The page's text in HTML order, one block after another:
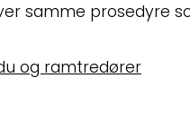
samme prosedyre
og ramtredører